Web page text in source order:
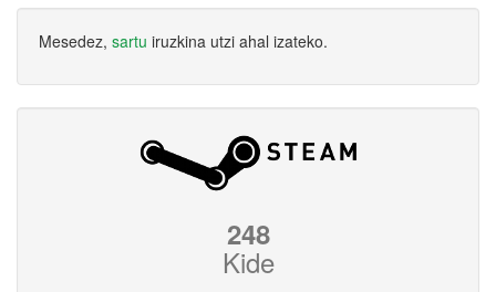
Mesedez, sartu iruzkina utzi ahal izateko.
248
Kide